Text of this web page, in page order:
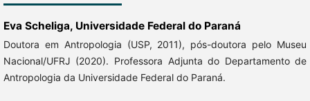
Eva Scheliga, Universidade Federal do Paraná
Doutora em Antropologia (USP, 2011), pós-doutora pelo Museu
Nacional/UFRJ (2020). Professora Adjunta do Departamento de
Antropologia da Universidade Federal do Paraná.